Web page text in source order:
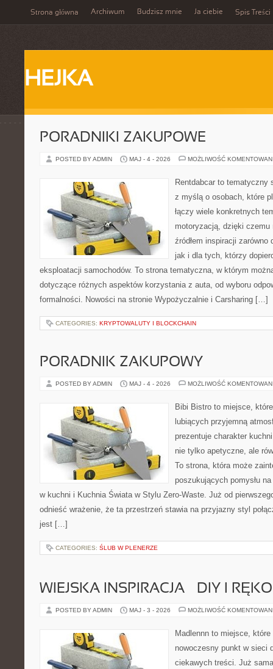
Strona główna Archiwum Budzisz mnie Ja ciebie Spis Treści
HEJKA
PORADNIKI ZAKUPOWE
POSTED BY ADMIN MAJ - 4 - 2026 MOŻLIWOŚĆ
Rentdabcar to tematyczny
z myślą o osobach, które
łączy wiele konkretnych
motoryzacją, dzięki
źródłem inspiracji zarówno
jak i dla tych, którzy
eksploatacji samochodów. To strona tematyczna, w którym
dotyczące różnych aspektów korzystania z auta, od wyboru
formalności. Nowości na stronie Wypożyczalnie i Carsharing […]
CATEGORIES: KRYPTOWALUTY I BLOCKCHAIN
PORADNIK ZAKUPOWY
POSTED BY ADMIN MAJ - 4 - 2026 MOŻLIWOŚĆ
Bibi Bistro to miejsce,
lubiących przyjemną
prezentuje charakter
nie tylko apetyczne, ale
To strona, która może
poszukujących pomysłu
w kuchni i Kuchnia Świata w Stylu Zero-Waste. Już od
odnieść wrażenie, że ta przestrzeń stawia na przyjazny styl
jest […]
CATEGORIES: ŚLUB W PLENERZE
WIEJSKA INSPIRACJA – DIY I
POSTED BY ADMIN MAJ - 3 - 2026 MOŻLIWOŚĆ
Madlennn to miejsce,
nowoczesny punkt w sieci
ciekawych treści. Już